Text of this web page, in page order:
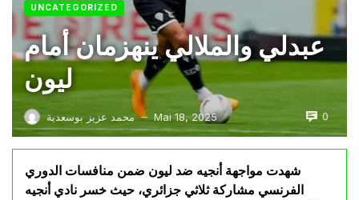
UNCATEGORIZED
عبدلي والملالي ينهزمان أمام
ليون
محمد عزيز بوسعدية — Mai 18, 2025 0
شهدت مواجهة أنجيه ضد ليون ضمن منافسات الدوري
الفرنسي مشاركة ثلاثي جزائري، حيث خسر نادي أنجيه